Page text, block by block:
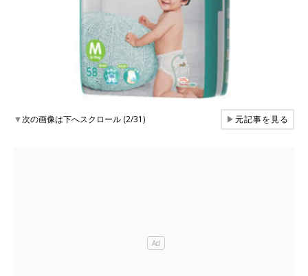
▼次の画像は下へスクロール (2/31) ▶元記事を見る